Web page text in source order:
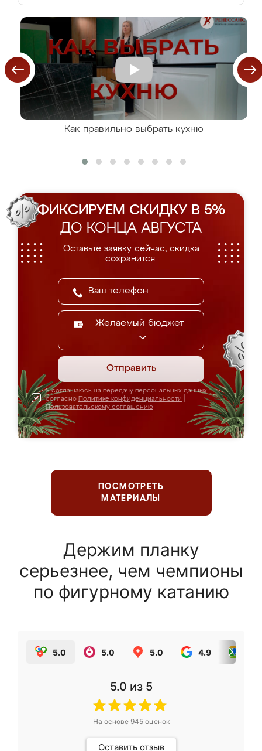
Как правильно выбрать кухню
ФИКСИРУЕМ СКИДКУ В 5%
ДО КОНЦА АВГУСТА
Оставьте заявку сейчас, скидка
сохранится.
Желаемый бюджет
Отправить
Я соглашаюсь на передачу персональных данных
согласно Политике конфиденциальности
Пользовательскому соглашению
ПОСМОТРЕТЬ
МАТЕРИАЛЫ
Держим планку
серьезнее, чем чемпионы
по фигурному катанию
5.0 5.0 5.0 4.9
5.0 из 5
На основе 945оценок
Оставить отзыв